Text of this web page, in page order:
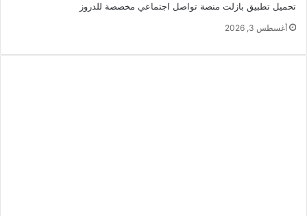
تحميل تطبيق بازلت منصة تواصل اجتماعي مخصصة للدروز
أغسطس 3, 2026